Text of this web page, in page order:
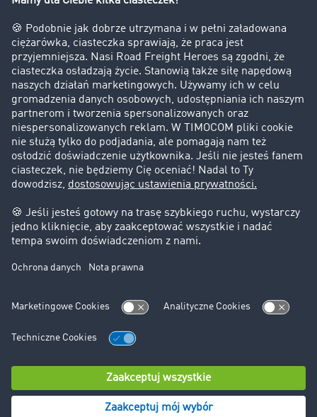
Firma
Historie sukcesu
Klienci pozyskują nowych klientów
Informacje prawne
Impressum
OWU
Ochrona danych
Ustawienia plików cookies